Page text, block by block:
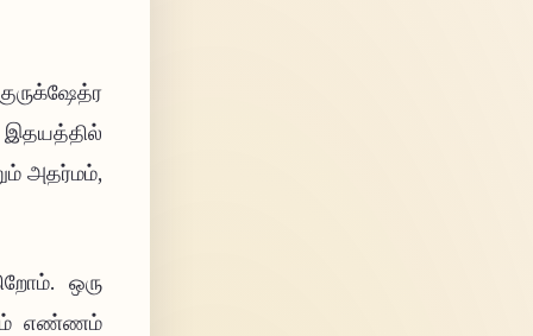
இதயத்தில்
அதர்மம்,
ஒரு
எண்ணம்